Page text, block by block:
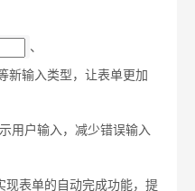
、
新输入类型，让表单更加
用户输入，减少错误输入
现表单的自动完成功能，提